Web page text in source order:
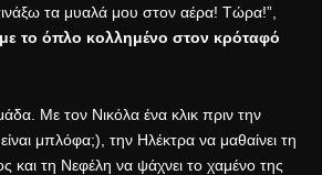
τα μυαλά μου στον αέρα! Τώρα!”,
με το όπλο κολλημένο στον κρόταφό
Με τον Νικόλα ένα κλικ πριν την
μπλόφα;), την Ηλέκτρα να μαθαίνει τη
και τη Νεφέλη να ψάχνει το χαμένο της